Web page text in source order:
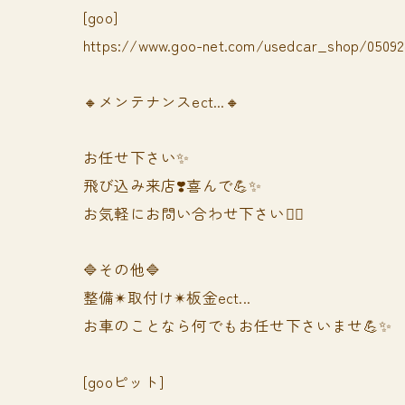
[goo]
https://www.goo-net.com/usedcar_shop/
🔸メンテナンスect...🔸
お任せ下さい✨
飛び込み来店❣️喜んで💪✨
お気軽にお問い合わせ下さい🙆‍♀️
🔷その他🔷
整備✴︎取付け✴︎板金ect...
お車のことなら何でもお任せ下さいませ💪✨
[gooピット]